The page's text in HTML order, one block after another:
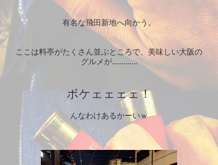
有名な飛田新地へ向かう。
ここは料亭がたくさん並ぶところで、美味しい大阪の
グルメが.............
ボケェェェェ！
んなわけあるかーいｗ